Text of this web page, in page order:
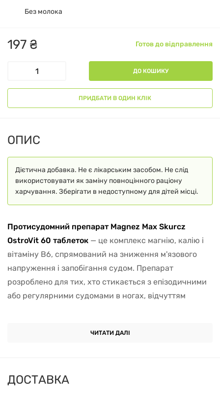
197 ₴ Готов до відправлення
ДО КОШИКУ
ПРИДБАТИ В ОДИН КЛІК
Без молока
ДОСТАВКА
ОПИС
Дієтична добавка. Не є лікарським засобом. Не слід
використовувати як заміну повноцінного раціону
харчування. Зберігати в недоступному для дітей місці.
Протисудомний препарат Magnez Max Skurcz
OstroVit 60 таблеток — це комплекс магнію, калію і
вітаміну B6, спрямований на зниження м'язового
напруження і запобігання судом. Препарат
розроблено для тих, хто стикається з епізодичними
або регулярними судомами в ногах, відчуттям
супроводжується судомами, посмикуваннями м'язів,
відчуттям внутрішньої напруги та порушеннями сну.
ЧИТАТИ ДАЛІ